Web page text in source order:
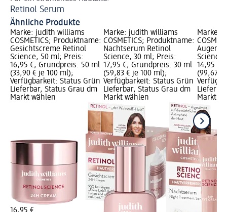
Retinol Serum
Ähnliche Produkte
Marke: judith williams
COSMETICS; Produktname:
Gesichtscreme Retinol
Science, 50 ml; Preis:
16,95 €; Grundpreis: 50 ml
(33,90 € je 100 ml);
Verfügbarkeit: Status Grün
Lieferbar, Status Grau dm
Markt wählen
Marke: judith williams
COSMETICS; Produktname:
Nachtserum Retinol
Science, 30 ml; Preis:
17,95 €; Grundpreis: 30 ml
(59,83 € je 100 ml);
Verfügbarkeit: Status Grün
Lieferbar, Status Grau dm
Markt wählen
Marke:
14,95 €;
(99,67 €
Markt